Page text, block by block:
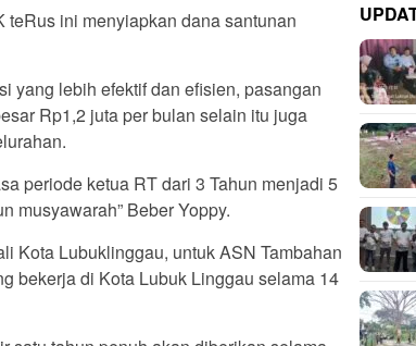
ini menyiapkan dana santunan
yang lebih efektif dan efisien, pasangan
Rp1,2 juta per bulan selain itu juga
periode ketua RT dari 3 Tahun menjadi 5
musyawarah” Beber Yoppy.
Kota Lubuklinggau, untuk ASN Tambahan
bekerja di Kota Lubuk Linggau selama 14